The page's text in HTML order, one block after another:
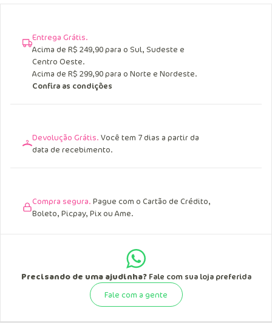
Entrega Grátis.
Acima de R$ 249,90 para o Sul, Sudeste e
Centro Oeste.
Precisando de uma ajudinha?Fale com sua loja preferida